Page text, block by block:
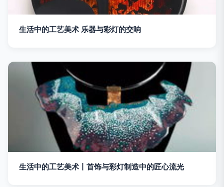
生活中的工艺美术 乐器与彩灯的交响
生活中的工艺美术丨首饰与彩灯制造中的匠心流光